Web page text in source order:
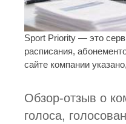
Sport Priority — это
расписания,
сайте компании
Обзор-отзыв о
голоса,